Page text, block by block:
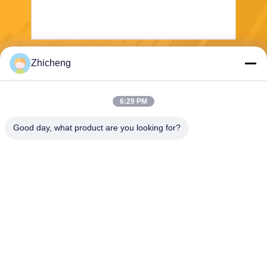
Zhicheng
6:29 PM
Good day, what product are you looking for?